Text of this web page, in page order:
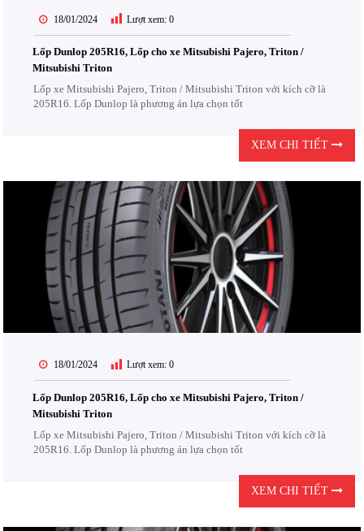
18/01/2024 Lượt xem: 0
Lốp Dunlop 205R16, Lốp cho xe Mitsubishi Pajero, Triton /
Mitsubishi Triton
Lốp xe Mitsubishi Pajero, Triton / Mitsubishi Triton với kích cỡ là
205R16. Lốp Dunlop là phương án lựa chọn tốt
XEM CHI TIẾT
18/01/2024 Lượt xem: 0
Lốp Dunlop 205R16, Lốp cho xe Mitsubishi Pajero, Triton /
Mitsubishi Triton
Lốp xe Mitsubishi Pajero, Triton / Mitsubishi Triton với kích cỡ là
205R16. Lốp Dunlop là phương án lựa chọn tốt
XEM CHI TIẾT